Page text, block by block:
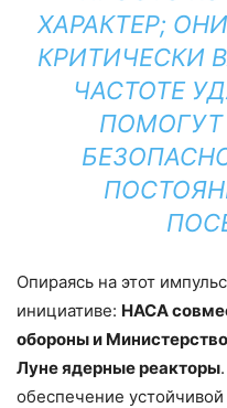
ХАРАКТЕР;
КРИТИЧЕСКИ
ЧАСТОТЕ
ПОМОГУТ
Опираясь на этот
инициативе: НАСА
обороны и
Луне ядерные реакторы
обеспечение